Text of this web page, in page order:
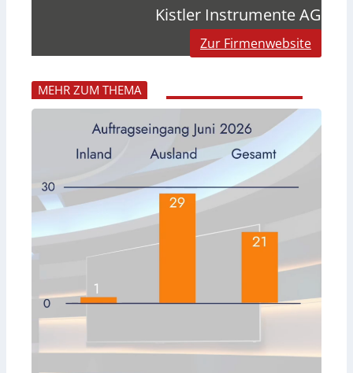
Kistler Instrumente AG
Zur Firmenwebsite
MEHR ZUM THEMA